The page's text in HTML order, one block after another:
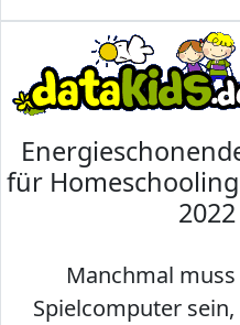
für
2022
Manchmal
Spielcomputer